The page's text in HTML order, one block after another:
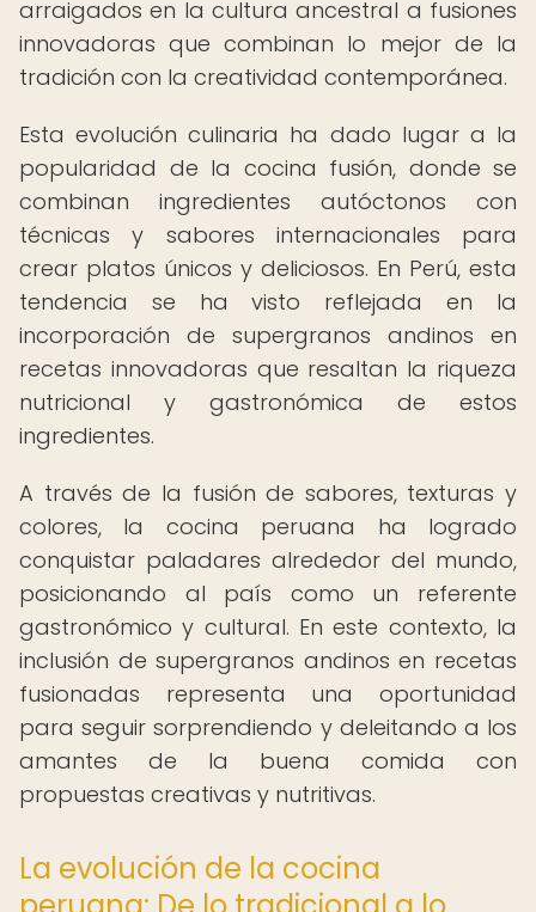
arraigados en la cultura ancestral a fusiones
innovadoras que combinan lo mejor de la
tradición con la creatividad contemporánea.
Esta evolución culinaria ha dado lugar a la
popularidad de la cocina fusión, donde se
combinan ingredientes autóctonos con
técnicas y sabores internacionales para
crear platos únicos y deliciosos. En Perú, esta
tendencia se ha visto reflejada en la
incorporación de supergranos andinos en
recetas innovadoras que resaltan la riqueza
nutricional y gastronómica de estos
ingredientes.
A través de la fusión de sabores, texturas y
colores, la cocina peruana ha logrado
conquistar paladares alrededor del mundo,
posicionando al país como un referente
gastronómico y cultural. En este contexto, la
inclusión de supergranos andinos en recetas
fusionadas representa una oportunidad
para seguir sorprendiendo y deleitando a los
amantes de la buena comida con
propuestas creativas y nutritivas.
La evolución de la cocina